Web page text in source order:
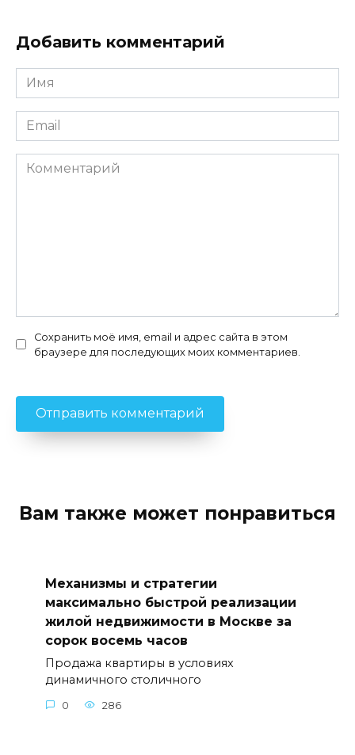
Добавить комментарий
Имя
*
Email
*
Комментарий
Сохранить моё имя, email и адрес сайта в этом
браузере для последующих моих комментариев.
Вам также может понравиться
Механизмы и стратегии
максимально быстрой реализации
жилой недвижимости в Москве за
сорок восемь часов
Продажа квартиры в условиях
динамичного столичного
0 286